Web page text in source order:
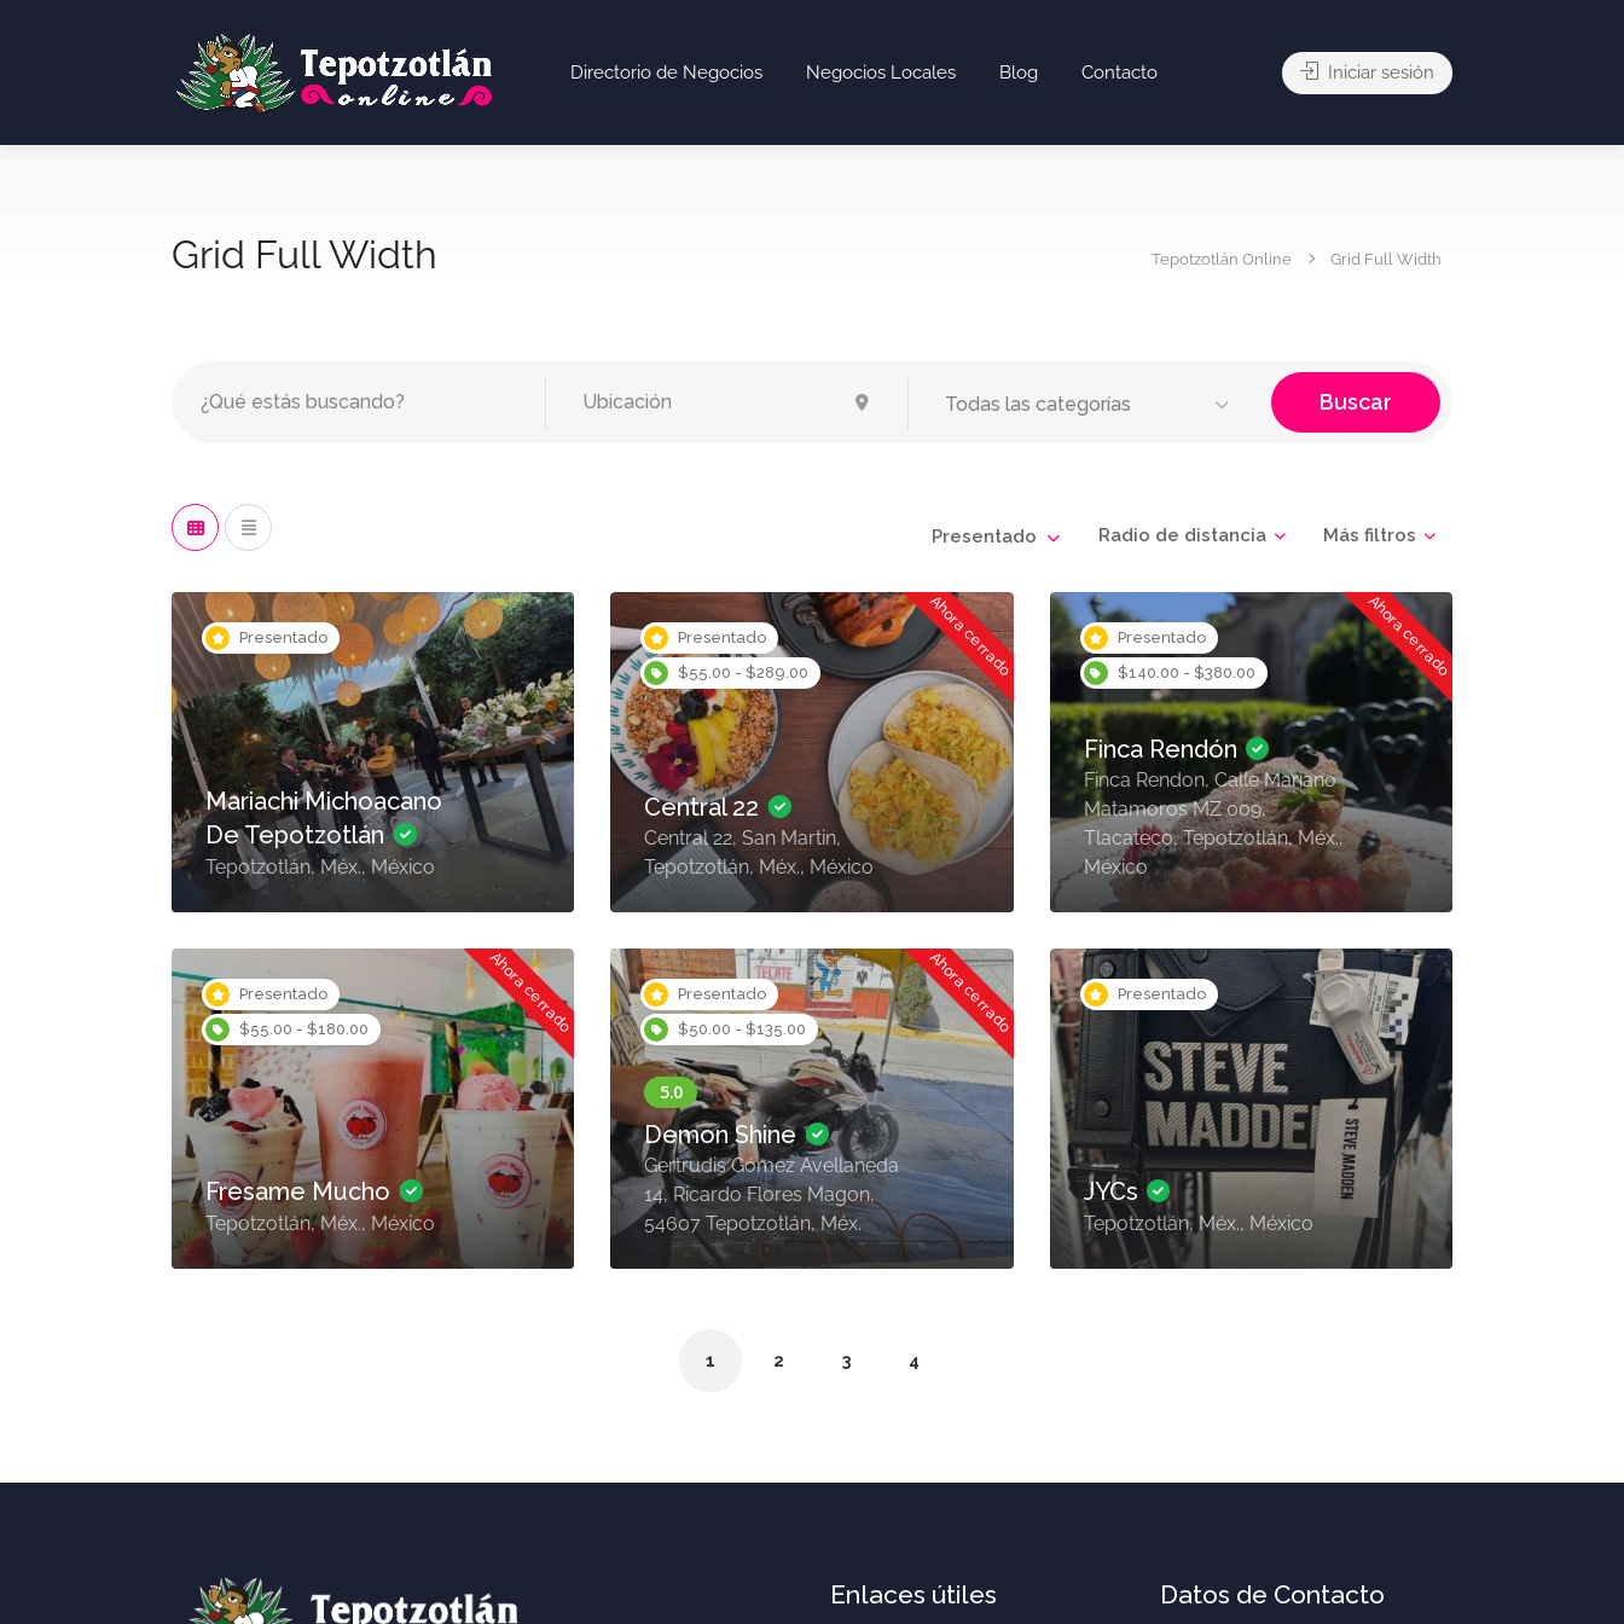
Directorio de Negocios Negocios Locales Blog Contacto Iniciar sesión
Grid Full Width Tepotzotlán Online Grid Full Width
Todas las categorías Buscar
Más filtros
Radio de distancia
Presentado
Presentado
Mariachi Michoacano
De Tepotzotlán
Tepotzotlán, Méx., México
Presentado
$55.00 - $289.00
Ahora cerrado
Central 22
Central 22, San Martin,
Tepotzotlán, Méx., México
Presentado
$140.00 - $380.00
Ahora cerrado
Finca Rendón
Finca Rendon, Calle Mariano
Matamoros MZ 009,
Tlacateco, Tepotzotlán, Méx.,
México
Presentado
$55.00 - $180.00
Ahora cerrado
Fresame Mucho
Tepotzotlán, Méx., México
Presentado
$50.00 - $135.00
Ahora cerrado
Demon Shine
Gertrudis Gómez Avellaneda
14, Ricardo Flores Magon,
54607 Tepotzotlán, Méx.
Presentado
JYCs
Tepotzotlán, Méx., México
1 2 3 4
Enlaces útiles Datos de Contacto